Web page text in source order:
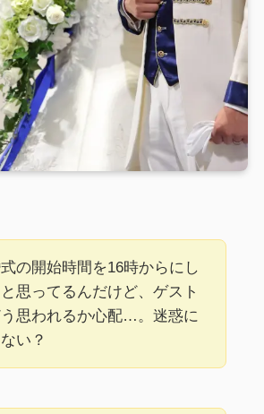
の開始時間を16時からにし
思ってるんだけど、ゲスト
思われるか心配…。迷惑に
い？